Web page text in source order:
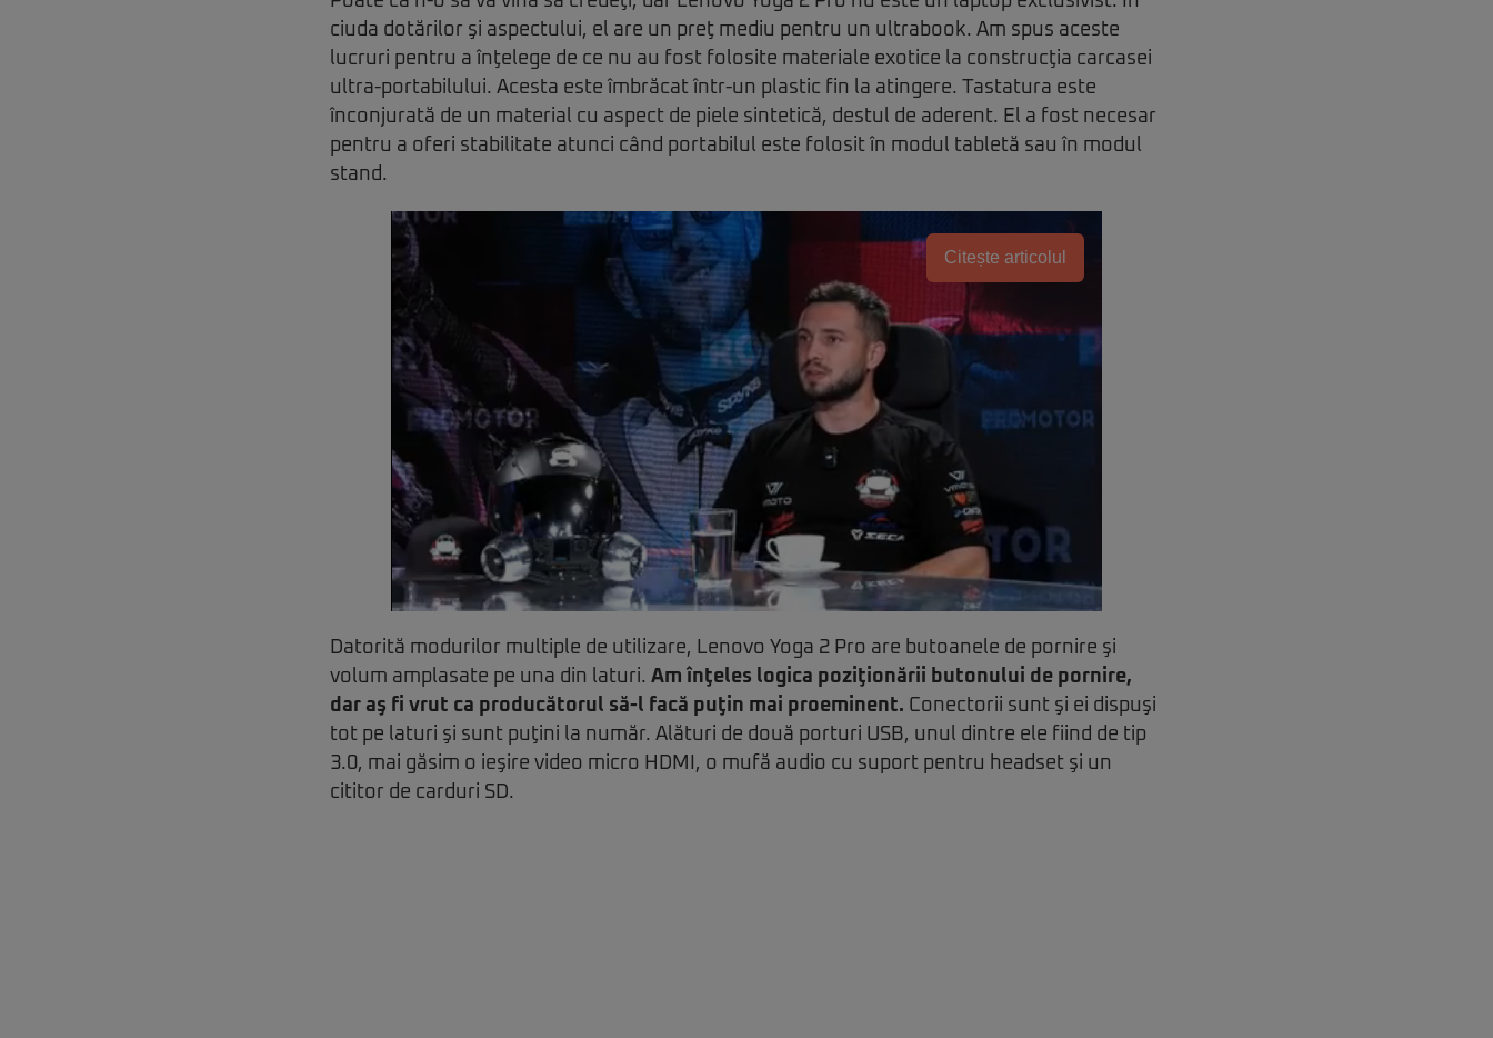
ciuda dotărilor şi aspectului, el are un preţ mediu pentru un ultrabook. Am spus aceste
lucruri pentru a înţelege de ce nu au fost folosite materiale exotice la construcţia carcasei
ultra-portabilului. Acesta este îmbrăcat într-un plastic fin la atingere. Tastatura este
înconjurată de un material cu aspect de piele sintetică, destul de aderent. El a fost necesar
pentru a oferi stabilitate atunci când portabilul este folosit în modul tabletă sau în modul
stand.
Citește articolul
Datorită modurilor multiple de utilizare, Lenovo Yoga 2 Pro are butoanele de pornire şi
volum amplasate pe una din laturi. Am înţeles logica poziţionării butonului de pornire,
dar aş fi vrut ca producătorul să-l facă puţin mai proeminent. Conectorii sunt şi ei dispuşi
tot pe laturi şi sunt puţini la număr. Alături de două porturi USB, unul dintre ele fiind de tip
3.0, mai găsim o ieşire video micro HDMI, o mufă audio cu suport pentru headset şi un
cititor de carduri SD.